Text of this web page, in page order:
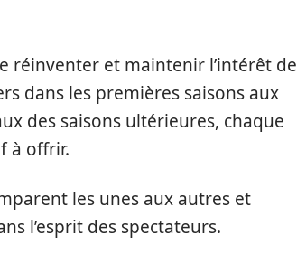
réinventer et maintenir l’intérêt de
dans les premières saisons aux
des saisons ultérieures, chaque
à offrir.
les unes aux autres et
l’esprit des spectateurs.